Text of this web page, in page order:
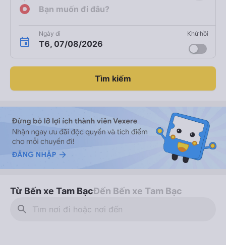
Bạn muốn đi đâu?
Ngày đi
T6, 07/08/2026
Khứ hồi
Tìm kiếm
Từ Bến xe Tam BạcĐến Bến xe Tam Bạc
search